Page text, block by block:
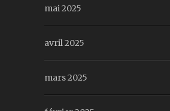
mai 2025
avril 2025
mars 2025